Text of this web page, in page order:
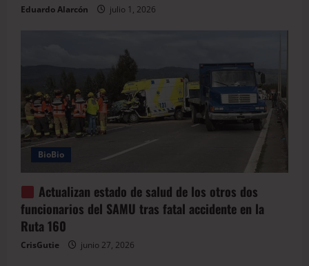
Eduardo Alarcón julio 1, 2026
BioBio
Actualizan estado de salud de los otros dos
funcionarios del SAMU tras fatal accidente en la
Ruta 160
CrisGutie junio 27, 2026